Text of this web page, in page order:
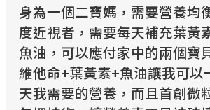
身為一個二寶媽，需要營養均
度近視者，需要每天補充葉黃
魚油，可以應付家中的兩個寶
維他命+葉黃素+魚油讓我可以
天我需要的營養，而且首創微